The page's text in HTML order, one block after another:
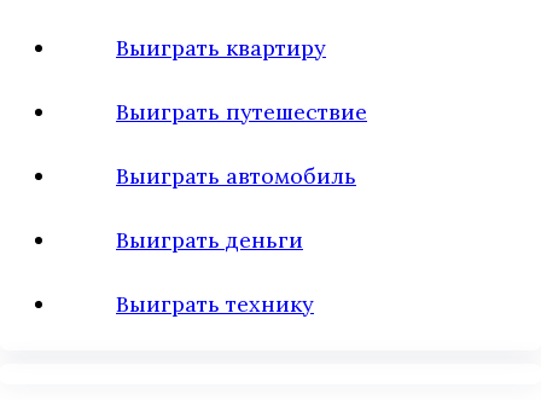
Выиграть квартиру
Выиграть путешествие
Выиграть автомобиль
Выиграть деньги
Выиграть технику